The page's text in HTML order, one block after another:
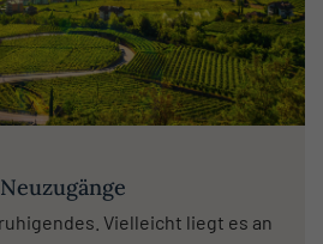
Vielleicht liegt es an